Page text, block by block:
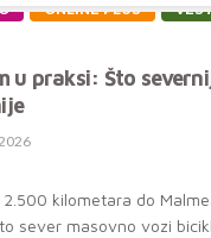
ONLINE PLUS
u praksi: Što
kilometara do
sever masovno vozi